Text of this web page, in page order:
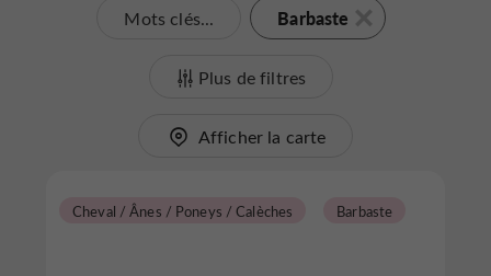
Mots clés... Barbaste
Plus de filtres
Afficher la carte
Cheval / Ânes / Poneys / Calèches Barbaste